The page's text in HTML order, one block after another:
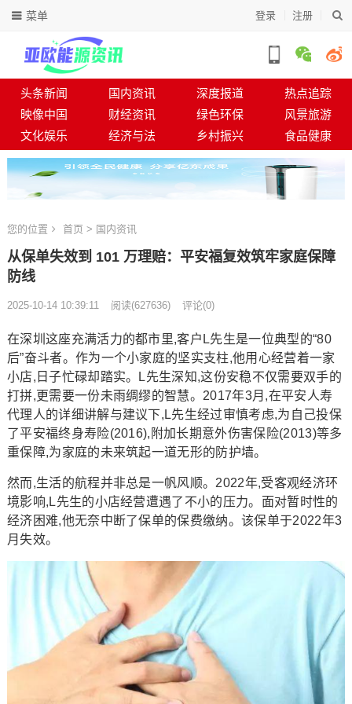
登录 注册
菜单
头条新闻 国内资讯 深度报道
热点追踪
映像中国
财经资讯 绿色环保
风景旅游
文化娱乐
经济与法 乡村振兴 食品健康
您的位置 首页 > 国内资讯
从保单失效到 101 万理赔：平安福复效筑牢家庭保障
防线
2025-10-14 10:39:11 阅读(627636) 评论(0)
在深圳这座充满活力的都市里,客户L先生是一位典型的“80
后”奋斗者。作为一个小家庭的坚实支柱,他用心经营着一家
小店,日子忙碌却踏实。L先生深知,这份安稳不仅需要双手的
打拼,更需要一份未雨绸缪的智慧。2017年3月,在平安人寿
代理人的详细讲解与建议下,L先生经过审慎考虑,为自己投保
了平安福终身寿险(2016),附加长期意外伤害保险(2013)等多
重保障,为家庭的未来筑起一道无形的防护墙。
然而,生活的航程并非总是一帆风顺。2022年,受客观经济环
境影响,L先生的小店经营遭遇了不小的压力。面对暂时性的
经济困难,他无奈中断了保单的保费缴纳。该保单于2022年3
月失效。